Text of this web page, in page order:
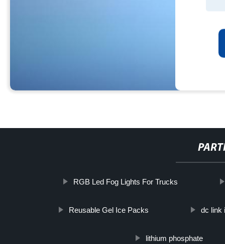
RGB Led Fog Lights For Trucks
Reusable Gel Ice Packs dc link
lithium phosphate